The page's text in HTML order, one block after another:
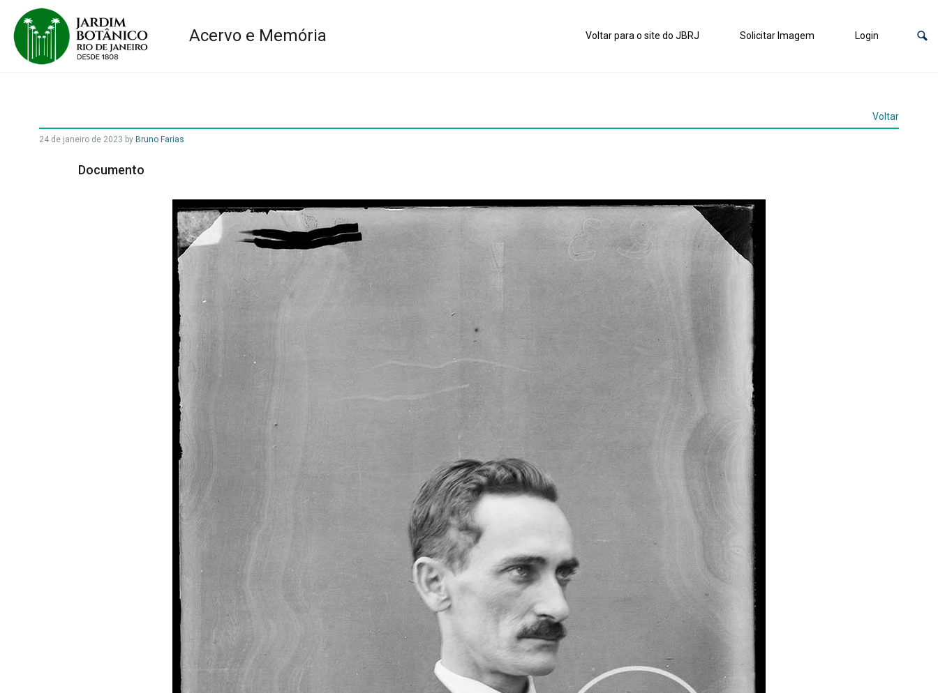
Acervo e Memória Voltar para o site do JBRJ Solicitar Imagem Login
Voltar
24 de janeiro de 2023 by Bruno Farias
Documento